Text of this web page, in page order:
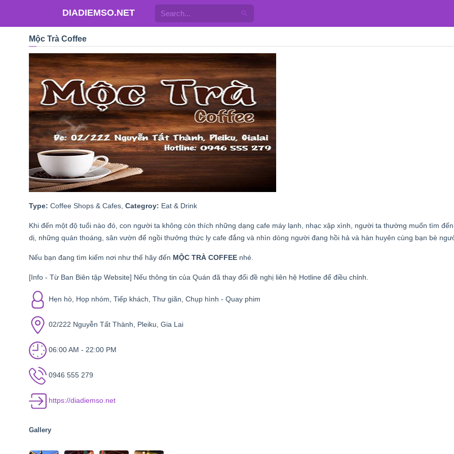
DIADIEMSO.NET
Mộc Trà Coffee
Type: Coffee Shops & Cafes, Categroy: Eat & Drink
Khi đến một độ tuổi nào đó, con người ta không còn thích những dạng cafe máy lạnh, nhạc xập xình, người ta thường muốn tìm
dị, những quán thoáng, sân vườn để ngồi thưởng thức ly cafe đắng và nhìn dòng người đang hồi hả và hàn huyên cùng bạn bè
Nếu bạn đang tìm kiếm nơi như thế hãy đến MỘC TRÀ COFFEE nhé.
[Info - Từ Ban Biên tập Website] Nếu thông tin của Quán đã thay đổi đề nghị liên hệ Hotline để điều chỉnh.
Hẹn hò, Họp nhóm, Tiếp khách, Thư giãn, Chụp hình - Quay phim
02/222 Nguyễn Tất Thành, Pleiku, Gia Lai
06:00 AM - 22:00 PM
0946 555 279
https://diadiemso.net
Gallery